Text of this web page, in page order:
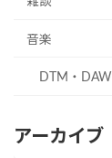
音楽
DTM・DAW
アーカイブ